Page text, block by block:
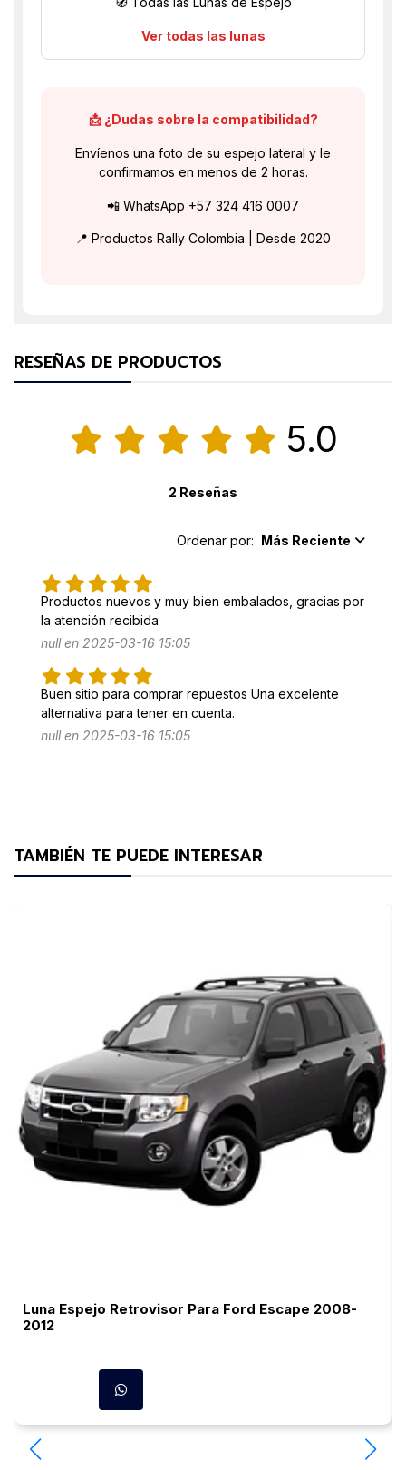
Ver todas las lunas
📩 ¿Dudas sobre la compatibilidad?
Envíenos una foto de su espejo lateral y le
confirmamos en menos de 2 horas.
📲 WhatsApp +57 324 416 0007
📍 Productos Rally Colombia | Desde 2020
RESEÑAS DE PRODUCTOS
5.0
2 Reseñas
Ordenar por: Más Reciente
Productos nuevos y muy bien embalados, gracias por
null en 2025-03-16 15:05
Buen sitio para comprar repuestos Una excelente
alternativa para tener en cuenta.
null en 2025-03-16 15:05
TAMBIÉN TE PUEDE INTERESAR
Luna Espejo Retrovisor Para Ford Escape 2008-
2012